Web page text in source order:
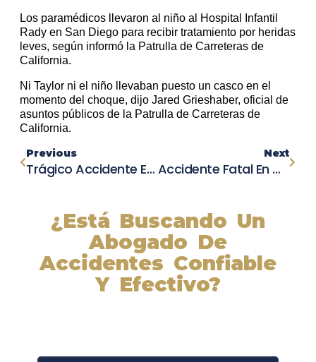
Los paramédicos llevaron al niño al Hospital Infantil
Rady en San Diego para recibir tratamiento por heridas
leves, según informó la Patrulla de Carreteras de
California.
Ni Taylor ni el niño llevaban puesto un casco en el
momento del choque, dijo Jared Grieshaber, oficial de
asuntos públicos de la Patrulla de Carreteras de
California.
Previous
Trágico Accidente En El Pueblo De Vernon Deja Un Conductor Muerto Y Cierra Una Parte De La Ruta 365
Next
Accidente Fatal En California: Joven De 15 Años Pierde La Vida En Choque En Granite Bay
¿Está Buscando Un
Abogado De
Accidentes Confiable
Y Efectivo?